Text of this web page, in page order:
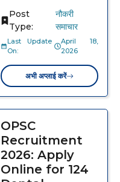
Post
Type:
नौकरी
समाचार
Last Update
On:
April 18,
2026
अभी अप्लाई करें
OPSC
Recruitment
2026: Apply
Online for 124